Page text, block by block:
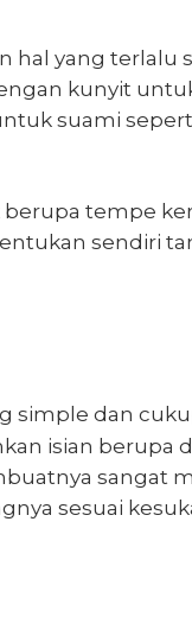
hal yang terlalu
kunyit
suami
tempe
sendiri
simple dan
isian berupa
sangat
sesuai